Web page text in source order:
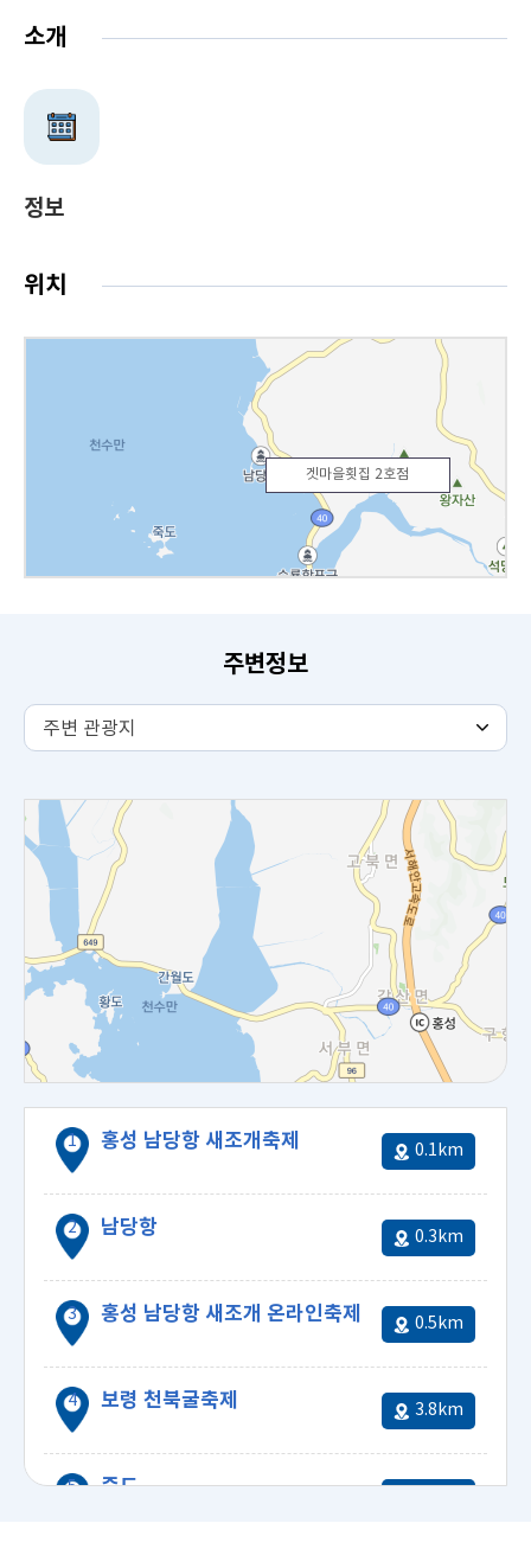
소개
정보
위치
겟마을횟집 2호점
주변정보
주변 관광지
주
변
지
탭
내
홍성 남당항 새조개축제 0.1km
남당항 0.3km
홍성 남당항 새조개 온라인축제 0.5km
보령 천북굴축제 3.8km
죽도
홍성 남당항 새조개축제